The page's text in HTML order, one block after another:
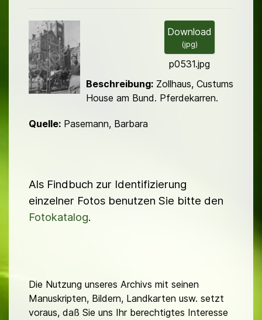
l
d
Download
(jpg)
p0531.jpg
Beschreibung:Zollhaus, Custums
House am Bund. Pferdekarren.
Quelle: Pasemann, Barbara
Als Findbuch zur Identifizierung
einzelner Fotos benutzen Sie bitte den
Fotokatalog.
Die Nutzung unseres Archivs mit seinen
Manuskripten, Bildern, Landkarten usw. setzt
voraus, daß Sie uns Ihr berechtigtes Interesse